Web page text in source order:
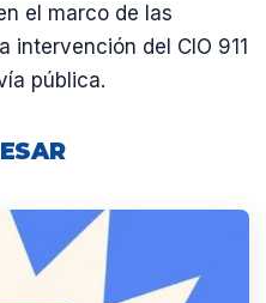
el marco de las
intervención del CIO 911
pública.